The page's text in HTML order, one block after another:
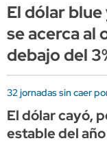
El dólar
se acerca al
debajo del
32 jornadas sin caer
El dólar cayó,
estable del año